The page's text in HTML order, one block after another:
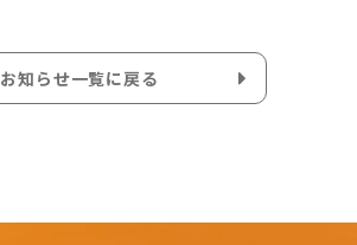
お知らせ一覧に戻る